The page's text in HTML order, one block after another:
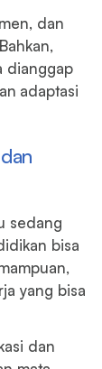
dan
dianggap
adaptasi
sedang
bisa
yang bisa
dan